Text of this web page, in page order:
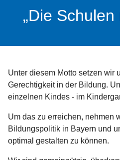
„Die
Unter diesem Motto setzen wir
Gerechtigkeit in der Bildung.
einzelnen Kindes - im
Um das zu erreichen, nehmen
Bildungspolitik in Bayern und
optimal gestalten zu können.